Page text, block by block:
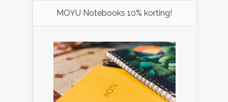
MOYU Notebooks 10% korting!